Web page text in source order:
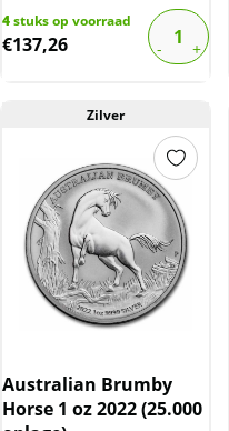
4stuks op voorraad
€137,26
Zilver
Australian Brumby
Horse 1 oz 2022 (25.000